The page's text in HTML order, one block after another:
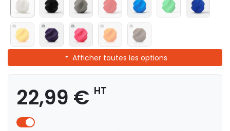
Afficher toutes les options
22,99 € HT